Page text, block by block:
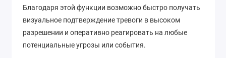
Благодаря этой функции возможно быстро получать
визуальное подтверждение тревоги в высоком
разрешении и оперативно реагировать на любые
потенциальные угрозы или события.